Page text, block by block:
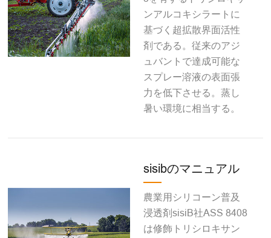
ンアルコキシラートに
基づく超拡散界面活性
剤である。従来のアジ
ュバントで達成可能な
スプレー溶液の表面張
力を低下させる。蒸し
暑い環境に相当する。
sisibのマニュアル
農業用シリコーン普及
浸透剤sisiB社ASS 8408
は修飾トリシロキサン